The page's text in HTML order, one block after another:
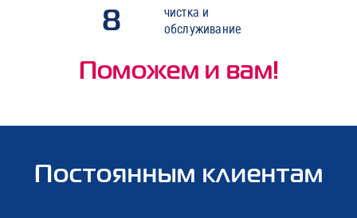
8
чистка и
обслуживание
Поможем и вам!
Постоянным клиентам